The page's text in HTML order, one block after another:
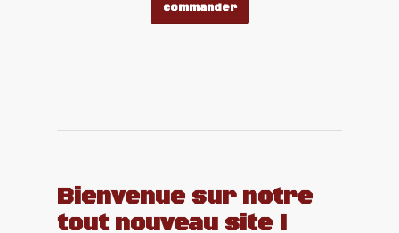
commander
Bienvenue sur notre
tout nouveau site !